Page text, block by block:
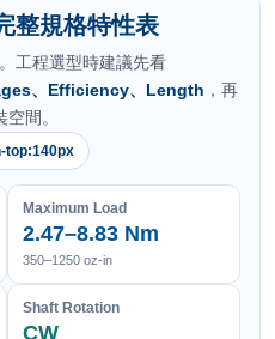
整規格特性表
工程選型時建議先看
、Efficiency、Length ，再
間。
top:140px
Maximum Load
2.47–8.83 Nm
350–1250 oz-in
Shaft Rotation
CW